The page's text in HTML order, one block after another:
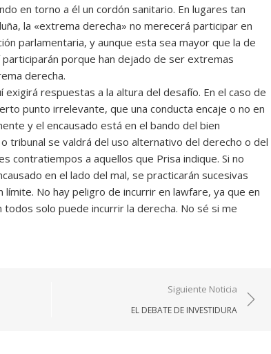
en torno a él un cordón sanitario. En lugares tan
la «extrema derecha» no merecerá participar en
parlamentaria, y aunque esta sea mayor que la de
porque han dejado de ser extremas
derecha.
respuestas a la altura del desafío. En el caso de
punto irrelevante, que una conducta encaje o no en
y el encausado está en el bando del bien
tribunal se valdrá del uso alternativo del derecho o del
contratiempos a aquellos que Prisa indique. Si no
en el lado del mal, se practicarán sucesivas
límite. No hay peligro de incurrir en lawfare, ya que en
todos solo puede incurrir la derecha. No sé si me
Siguiente Noticia
EL DEBATE DE INVESTIDURA